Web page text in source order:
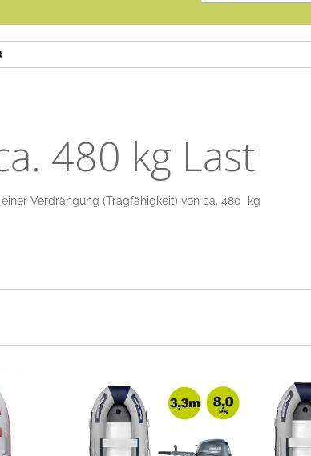
480 kg Last
Verdrängung (Tragfähigkeit) von ca. 480 kg